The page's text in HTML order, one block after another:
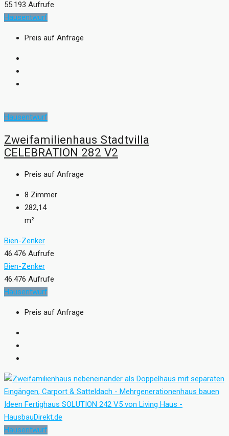
55.193 Aufrufe
Hausentwurf
Preis auf Anfrage
Hausentwurf
Zweifamilienhaus Stadtvilla
CELEBRATION 282 V2
Preis auf Anfrage
8 Zimmer
282,14
m²
Bien-Zenker
46.476 Aufrufe
Bien-Zenker
46.476 Aufrufe
Hausentwurf
Preis auf Anfrage
Hausentwurf